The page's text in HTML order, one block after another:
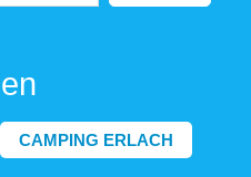
CAMPING ERLACH